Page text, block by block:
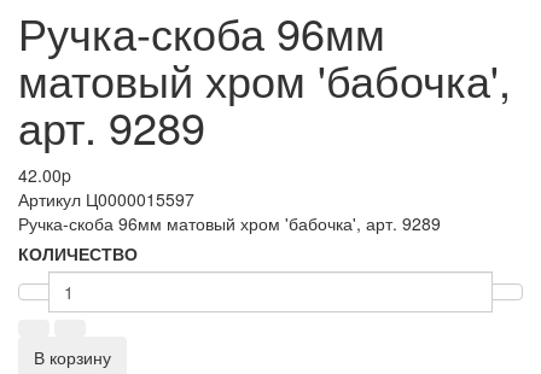
Ручка-скоба 96мм
матовый хром 'бабочка',
арт. 9289
42.00p
Артикул Ц0000015597
Ручка-скоба 96мм матовый хром 'бабочка', арт. 9289
КОЛИЧЕСТВО
В корзину